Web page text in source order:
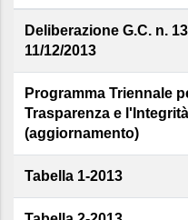
Deliberazione G.C. n.
11/12/2013
Programma Triennale
Trasparenza e
(aggiornamento)
Tabella 1-2013